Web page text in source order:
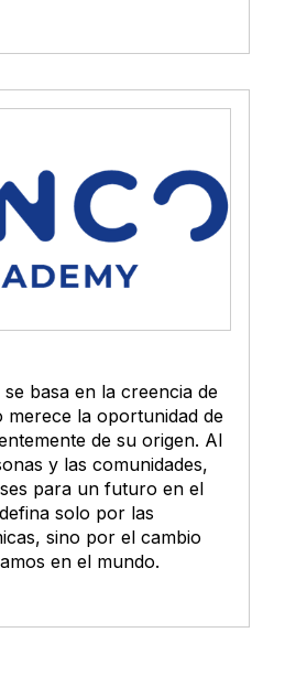
se basa en la creencia de
merece la oportunidad de
de su origen. Al
y las comunidades,
para un futuro en el
solo por las
sino por el cambio
en el mundo.